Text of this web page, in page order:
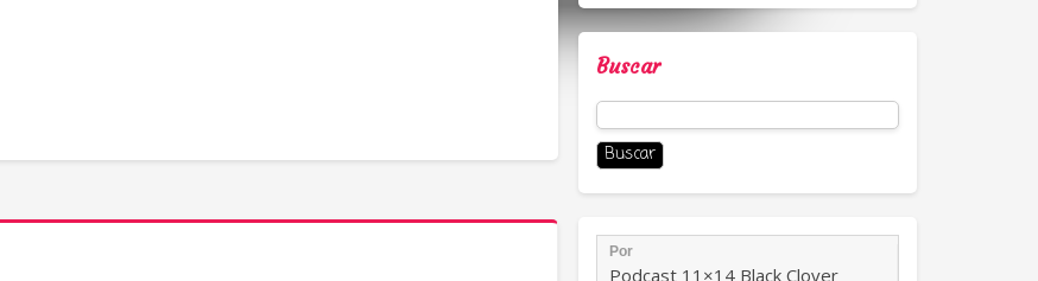
Buscar
Buscar: